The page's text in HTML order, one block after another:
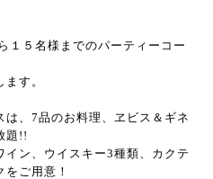
１５名様までのパーティーコー
す。
、7品のお料理、 ヱビス＆ギネ
題!!
ン、ウイスキー3種類、 カクテ
ご用意！